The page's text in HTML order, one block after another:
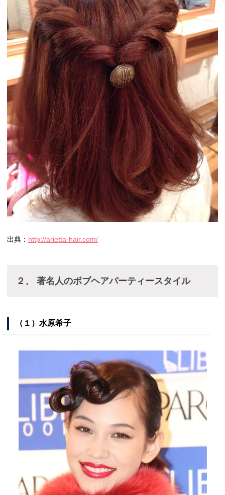
出典： http://arietta-hair.com/
２、 著名人のボブヘアパーティースタイル
（１）水原希子